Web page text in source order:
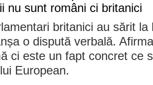
britanici au sărit la
o dispută verbală.
ci este un fapt concret ce
European.